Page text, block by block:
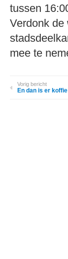
tussen
Verdonk de
mee te
Vorig bericht
En dan is er koffie